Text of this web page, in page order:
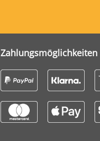
Zahlungsmöglichkeiten